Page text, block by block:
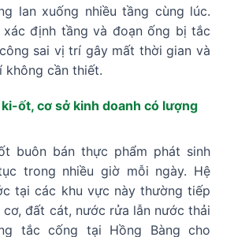
lan xuống nhiều tầng cùng lúc.
định tầng và đoạn ống bị tắc
sai vị trí gây mất thời gian và
không cần thiết.
ốt, cơ sở kinh doanh có lượng
buôn bán thực phẩm phát sinh
trong nhiều giờ mỗi ngày. Hệ
tại các khu vực này thường tiếp
cơ, đất cát, nước rửa lẫn nước thải
tắc cống tại Hồng Bàng cho